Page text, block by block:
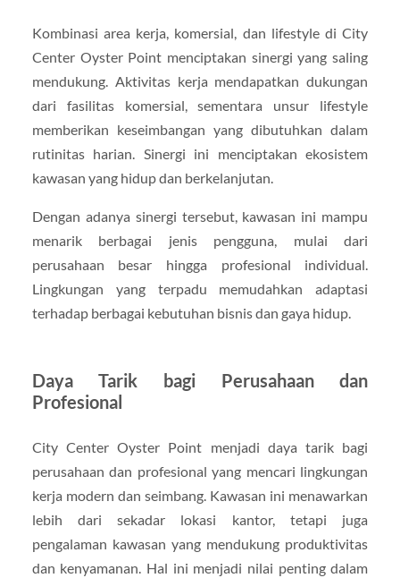
Kombinasi area kerja, komersial, dan lifestyle di City
Center Oyster Point menciptakan sinergi yang saling
mendukung. Aktivitas kerja mendapatkan dukungan
dari fasilitas komersial, sementara unsur lifestyle
memberikan keseimbangan yang dibutuhkan dalam
rutinitas harian. Sinergi ini menciptakan ekosistem
kawasan yang hidup dan berkelanjutan.
Dengan adanya sinergi tersebut, kawasan ini mampu
menarik berbagai jenis pengguna, mulai dari
perusahaan besar hingga profesional individual.
Lingkungan yang terpadu memudahkan adaptasi
terhadap berbagai kebutuhan bisnis dan gaya hidup.
Daya Tarik bagi Perusahaan dan
Profesional
City Center Oyster Point menjadi daya tarik bagi
perusahaan dan profesional yang mencari lingkungan
kerja modern dan seimbang. Kawasan ini menawarkan
lebih dari sekadar lokasi kantor, tetapi juga
pengalaman kawasan yang mendukung produktivitas
dan kenyamanan. Hal ini menjadi nilai penting dalam